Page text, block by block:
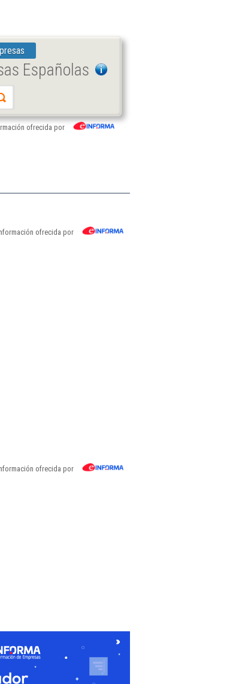
Españolas
ofrecida por
ofrecida por
ofrecida por